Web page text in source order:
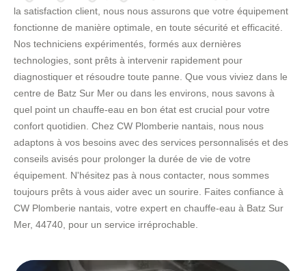
la satisfaction client, nous nous assurons que votre équipement
fonctionne de manière optimale, en toute sécurité et efficacité.
Nos techniciens expérimentés, formés aux dernières
technologies, sont prêts à intervenir rapidement pour
diagnostiquer et résoudre toute panne. Que vous viviez dans le
centre de Batz Sur Mer ou dans les environs, nous savons à
quel point un chauffe-eau en bon état est crucial pour votre
confort quotidien. Chez CW Plomberie nantais, nous nous
adaptons à vos besoins avec des services personnalisés et des
conseils avisés pour prolonger la durée de vie de votre
équipement. N'hésitez pas à nous contacter, nous sommes
toujours prêts à vous aider avec un sourire. Faites confiance à
CW Plomberie nantais, votre expert en chauffe-eau à Batz Sur
Mer, 44740, pour un service irréprochable.